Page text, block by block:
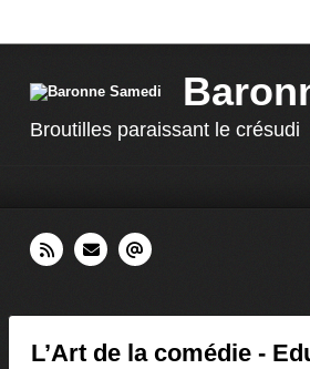
Broutilles paraissant le crésudi
L’Art de la comédie -